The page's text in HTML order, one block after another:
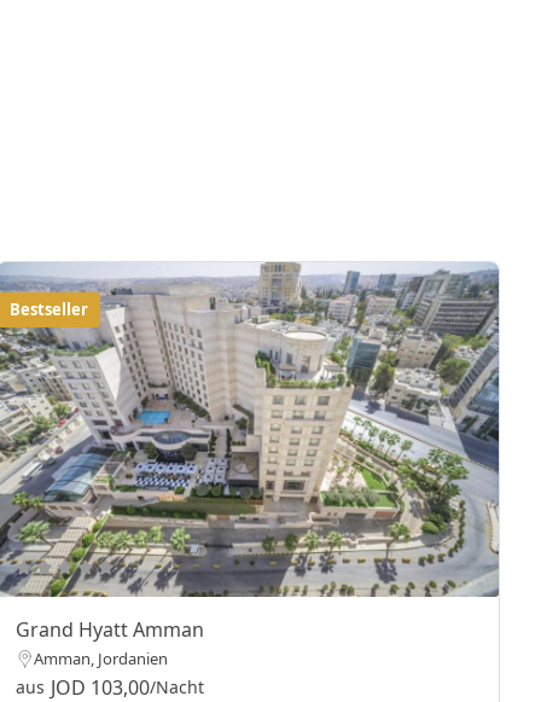
Bestseller
Grand Hyatt Amman
Amman, Jordanien
aus JOD 103,00/Nacht